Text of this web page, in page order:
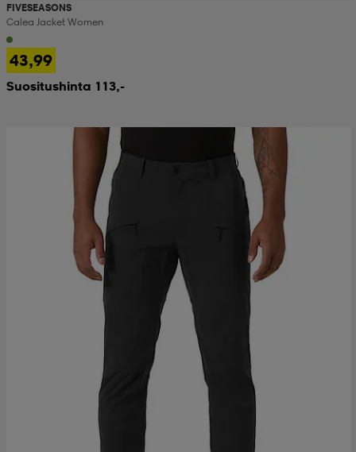
FIVESEASONS
Calea Jacket Women
43,99
Suositushinta 113,-